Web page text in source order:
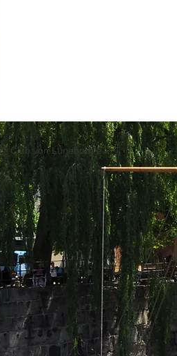
© Club von Lüneburg e.V.